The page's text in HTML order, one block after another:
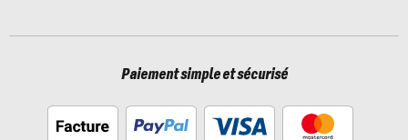
Paiement simple et sécurisé